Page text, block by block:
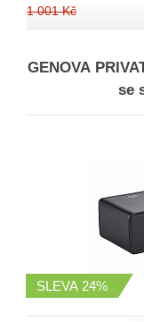
1 001 Kč
GENOVA
se
SLEVA 24%